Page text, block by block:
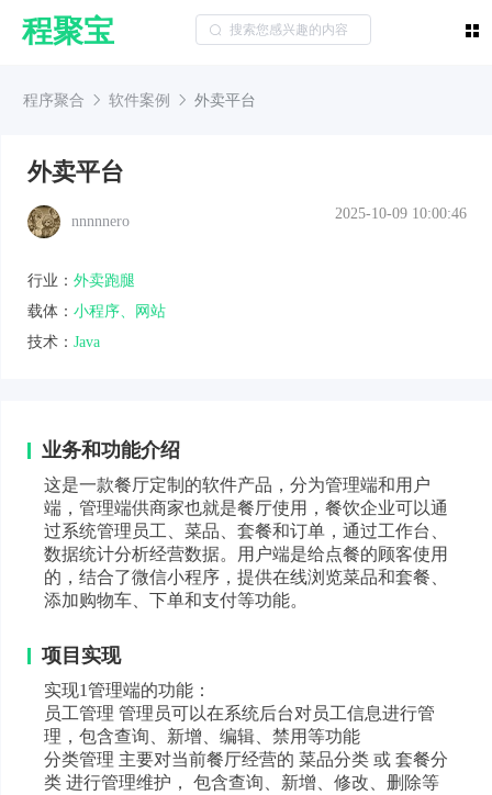
程聚宝
程序聚合 软件案例 外卖平台
外卖平台
nnnnnero 2025-10-09 10:00:46
行业： 外卖跑腿
载体： 小程序、网站
技术： Java
业务和功能介绍
这是一款餐厅定制的软件产品，分为管理端和用户
端，管理端供商家也就是餐厅使用，餐饮企业可以通
过系统管理员工、菜品、套餐和订单，通过工作台、
数据统计分析经营数据。用户端是给点餐的顾客使用
的，结合了微信小程序，提供在线浏览菜品和套餐、
添加购物车、下单和支付等功能。
项目实现
实现1管理端的功能：
员工管理 管理员可以在系统后台对员工信息进行管
理，包含查询、新增、编辑、禁用等功能
分类管理 主要对当前餐厅经营的 菜品分类 或 套餐分
类 进行管理维护， 包含查询、新增、修改、删除等